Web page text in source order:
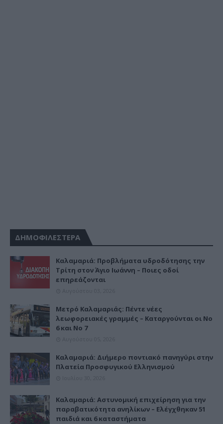
ΔΗΜΟΦΙΛΕΣΤΕΡΑ
Καλαμαριά: Προβλήματα υδροδότησης την
Τρίτη στον Άγιο Ιωάννη – Ποιες οδοί
επηρεάζονται
Μετρό Καλαμαριάς: Πέντε νέες
λεωφορειακές γραμμές – Καταργούνται οι Νο
6 και Νο 7
Καλαμαριά: Διήμερο ποντιακό πανηγύρι στην
Πλατεία Προσφυγικού Ελληνισμού
Καλαμαριά: Αστυνομική επιχείρηση για την
παραβατικότητα ανηλίκων – Ελέγχθηκαν 51
παιδιά και 6 καταστήματα